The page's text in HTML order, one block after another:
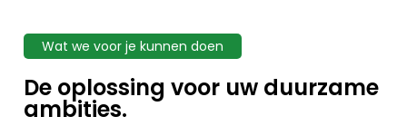
Wat we voor je kunnen doen
De oplossing voor uw duurzame
ambities.